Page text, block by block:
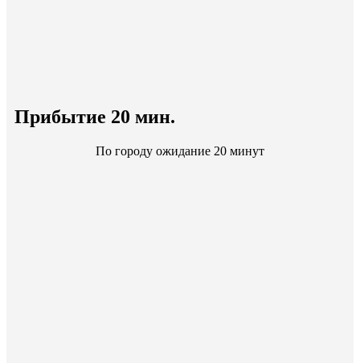
Прибытие 20 мин.
По городу ожидание 20 минут